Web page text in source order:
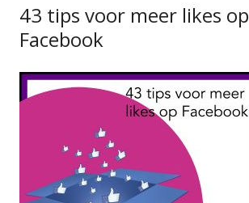
43 tips voor meer likes op
Facebook